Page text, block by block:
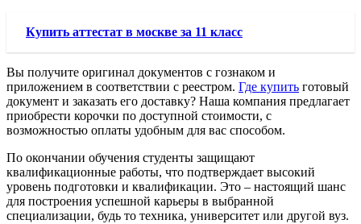
Купить аттестат в москве за 11 класс
Вы получите оригинал документов с гознаком и
приложением в соответствии с реестром. Где купить готовый
документ и заказать его доставку? Наша компания предлагает
приобрести корочки по доступной стоимости, с
возможностью оплаты удобным для вас способом.
По окончании обучения студенты защищают
квалификационные работы, что подтверждает высокий
уровень подготовки и квалификации. Это – настоящий шанс
для построения успешной карьеры в выбранной
специализации, будь то техника, университет или другой вуз.